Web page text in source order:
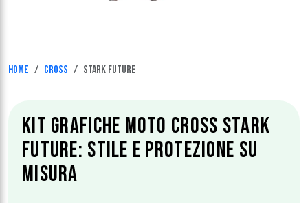
Home Cross Stark Future
KIT GRAFICHE MOTO CROSS STARK
FUTURE: STILE E PROTEZIONE SU
MISURA